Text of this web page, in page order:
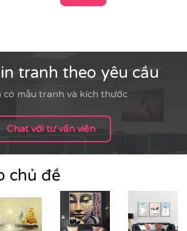
tranh theo yêu cầu
có mẫu tranh và kích thước
Chat với tư vấn viên
chủ đề